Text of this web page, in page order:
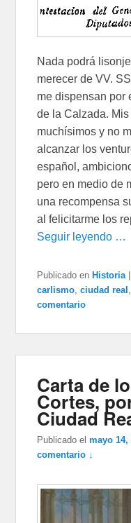
Nada podrá
merecer de VV.
me dispensan por
de la Calzada.
muchísimos y no
alcanzar los
español,
pero en medio de
una recompensa
al felicitarme los
Seguir leyendo …
Publicado en Historia
carlismo ,ciudad real
comentario
Carta de
Cortes,
Ciudad
Publicado el mayo 14,
comentario ↓